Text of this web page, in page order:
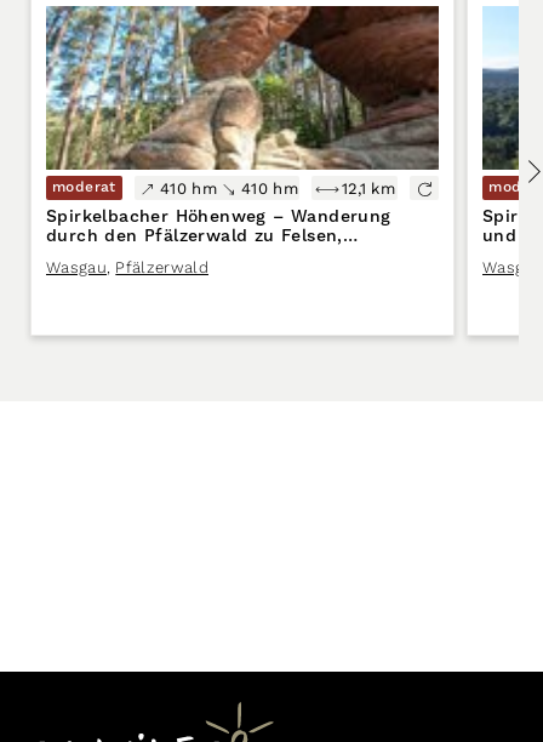
moderat 410 hm 410 hm 12,1 km
Spirkelbacher Höhenweg – Wanderung
durch den Pfälzerwald zu Felsen,
Aussichtspunkten & Naturerlebnissen
Wasgau, Pfälzerwald
und
Wasgau